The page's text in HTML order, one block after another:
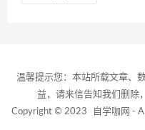
温馨提示您：本站所载文章、
益，请来信告知我们删除
Copyright © 2023
自学咖网 -